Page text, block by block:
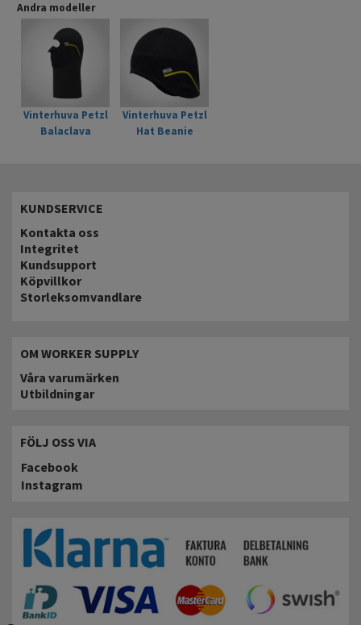
Andra modeller
Vinterhuva Petzl
Balaclava
Vinterhuva Petzl
Hat Beanie
KUNDSERVICE
Kontakta oss
Integritet
Kundsupport
Köpvillkor
Storleksomvandlare
OM WORKER SUPPLY
Våra varumärken
Utbildningar
FÖLJ OSS VIA
Facebook
Instagram